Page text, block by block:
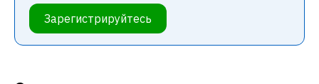
Зарегистрируйтесь